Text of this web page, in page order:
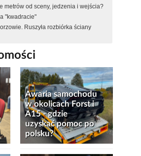
metrów od sceny, jedzenia i wejścia?
"kwadracie"
Ruszyła rozbiórka ściany
Awaria samochodu
w okolicach Forst i
A15 - gdzie
uzyskać pomoc po
polsku?